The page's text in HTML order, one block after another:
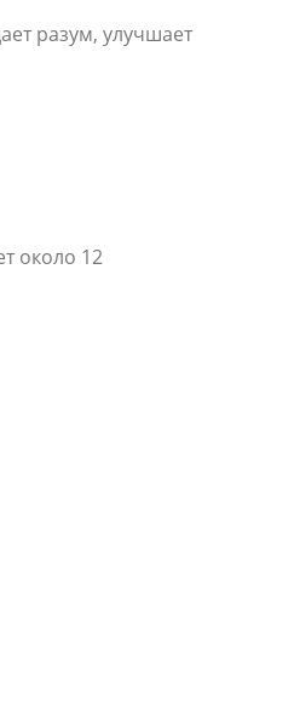
разум, улучшает
около 12